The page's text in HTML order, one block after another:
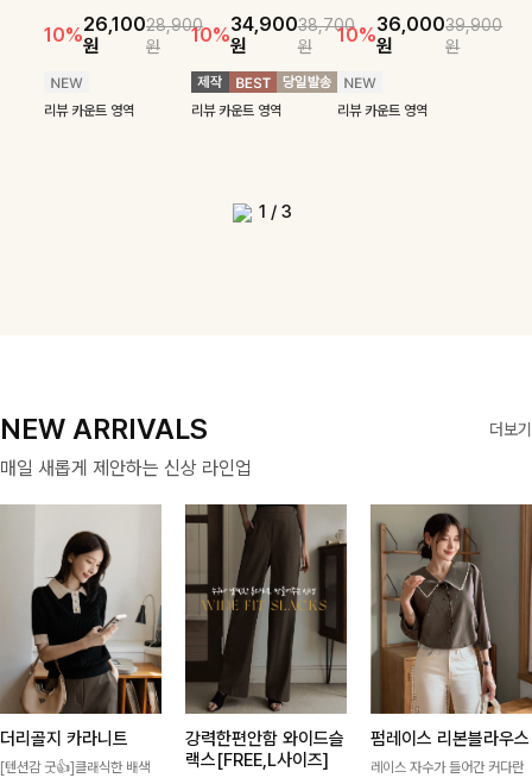
프릴 밑단이 자연스럽게 실
루엣을 살려주며, 여유로운
스러운 무드를 완성해준답
니다 🤍
10%26,100
원
28,900
원
리뷰 카운트 영역
로 고급스러운 디테일을 넣
었으며 밑단스트링으로 핏
을 더욱 깔끔하게 잡아주는
블라우스예요 :)
10%34,900
원
38,700
원
리뷰 카운트 영역
클 소재로 구김 걱정없이 즐
길 수 있는 블라우스랍니
10%36,000
원
39,900
원
리뷰 카운트 영역
여리여리한 실루엣을 완성
해드려요 ✨ 단독은 물론 다
게 매치되는 데일리 니트랍
니다
10%원
원
리뷰 카운트 영역
이템입니다 카라넥 디자인
으로 깔끔한 이미지로 만들
어 주는 7부 니트입니다 ~
10%31,900
원
35,400
원
리뷰 카운트 영역
어요:D
10% 원
원
리뷰 카운트 영역
테일이 어우러진 투피스 세
트입니다. 여유로운 상의와
풍성하게 퍼지는 롱스커트가
론, 단품으로도 다양하게 활
42,900
원
49,800
성되어 코디 고민 없이 완성
도 높은 스타일링을 연출해
주는 아이템 🤍 따로 또 같
이 활용하기 좋아 실용적이
며, 스트링 디테일로 다양한
69,900
원
79,400
원
럽게 퍼지는 프릴 날개 소매
가 우아한 포인트를 더해드
립니다💕 잔잔한 링클 텍스
처 소재와 편안한 허리밴딩
으로 하루 종일 산뜻하고 쾌
12%29,900
원
33,900
원
리뷰 카운트 영역
1 / 3
NEW ARRIVALS 더보기
매일 새롭게 제안하는 신상 라인업
더리골지 카라니트
[텐션감 굿👍]클래식한 배색
강력한편안함 와이드슬
랙스[FREE,L사이즈]
펌레이스 리본블라우스
레이스 자수가 들어간 커다란